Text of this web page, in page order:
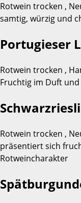
Rotwein trocken ,
samtig, würzig und
Portugieser
Rotwein trocken ,
Fruchtig im Duft
Rotwein trocken ,
präsentiert sich
Rotweincharakter